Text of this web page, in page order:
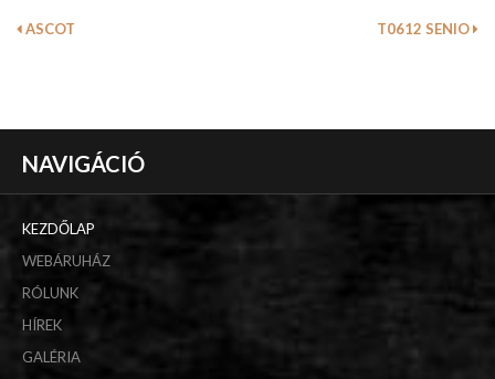
ASCOT T0612 SENIO
NAVIGÁCIÓ
KEZDŐLAP
WEBÁRUHÁZ
RÓLUNK
HÍREK
GALÉRIA